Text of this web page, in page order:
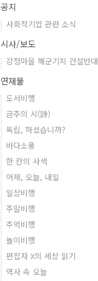
공지
사회적기업 관련 소식
시사/보도
강정마을 해군기지 건설반대
연재물
도서비행
금주의 시(詩)
독립, 하셨습니까?
바다소풍
한 칸의 사색
어제, 오늘, 내일
일상비행
주말비행
추억비행
놀이비행
편집자 X의 세상 읽기
역사 속 오늘